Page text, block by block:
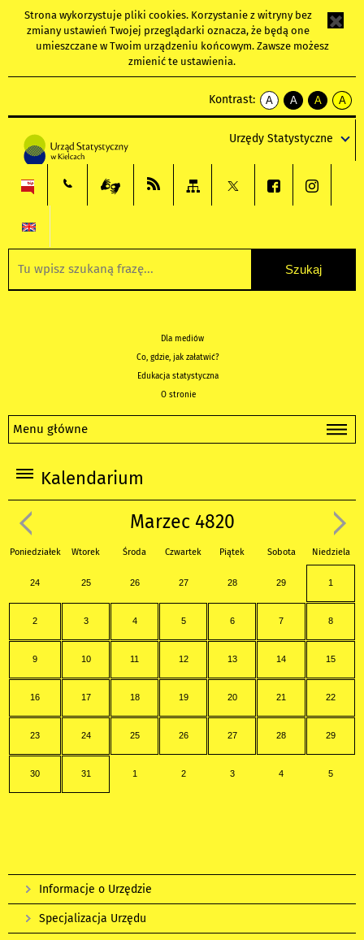
Strona wykorzystuje pliki cookies. Korzystanie z witryny bez
zmiany ustawień Twojej przeglądarki oznacza, że będą one
umieszczane w Twoim urządzeniu końcowym. Zawsze możesz
zmienić te ustawienia.
Kontrast:
A
kontrast
A
kontrast
tekst
czarnym
A
kontrast
tekst
czarnym
A
tekst
żółtym
Urzędy Statystyczne
Dla mediów
Co, gdzie, jak załatwić?
Edukacja statystyczna
O stronie
Menu główne
Kalendarium
Marzec 4820
Poniedziałek Wtorek Środa Czwartek Piątek Sobota Niedziela
24 25 26 27 28 29 1
2 3 4 5 6 7 8
9 10 11 12 13 14 15
16 17 18 19 20 21 22
23 24 25 26 27 28 29
30 31 1 2 3 4 5
Informacje o Urzędzie
Specjalizacja Urzędu